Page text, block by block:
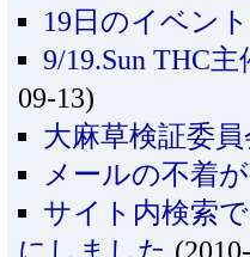
19日のイベン
9/19.Sun THC
09-13)
大麻草検証委
メールの不着
サイト内検索